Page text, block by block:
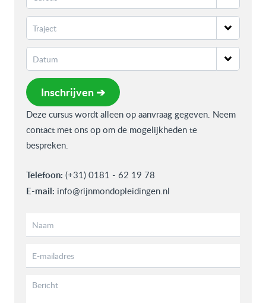
Inschrijven ➔
Deze cursus wordt alleen op aanvraag gegeven. Neem
contact met ons op om de mogelijkheden te
bespreken.
Telefoon: (+31) 0181 - 62 19 78
E-mail: info@rijnmondopleidingen.nl